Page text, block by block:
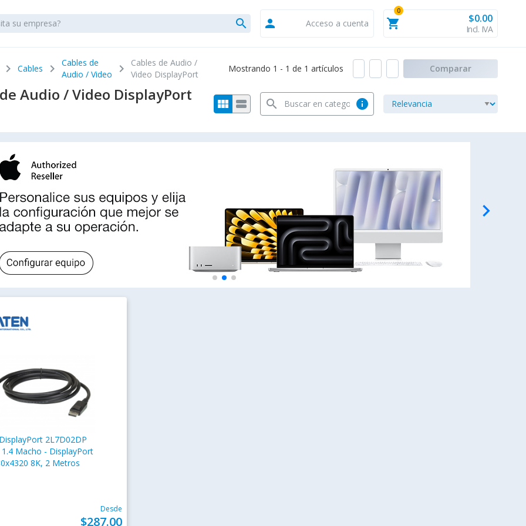
search person Acceso a cuenta shopping_cart
0
$0.00
Incl. IVA
chevron_right Cables chevron_right
Cables de
Audio / Video
chevron_right
Cables de Audio /
Video DisplayPort
Mostrando 1 - 1 de 1 artículos Comparar
Audio / Video DisplayPort
view_module view_stream info
search
navigate_next
2L7D02DP
Macho - DisplayPort
8K, 2 Metros
Desde
$287.00